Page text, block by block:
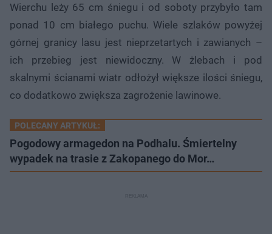
Wierchu leży 65 cm śniegu i od soboty przybyło tam
ponad 10 cm białego puchu. Wiele szlaków powyżej
górnej granicy lasu jest nieprzetartych i zawianych –
ich przebieg jest niewidoczny. W żlebach i pod
skalnymi ścianami wiatr odłożył większe ilości śniegu,
co dodatkowo zwiększa zagrożenie lawinowe.
POLECANY ARTYKUŁ:
Pogodowy armagedon na Podhalu. Śmiertelny
wypadek na trasie z Zakopanego do Mor…